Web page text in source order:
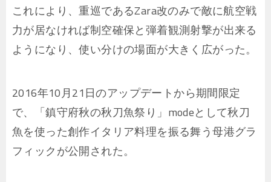
これにより、重巡であるZara改のみで敵に航空戦
力が居なければ制空確保と弾着観測射撃が出来る
ようになり、使い分けの場面が大きく広がった。
2016年10月21日のアップデートから期間限定
で、「鎮守府秋の秋刀魚祭り」modeとして秋刀
魚を使った創作イタリア料理を振る舞う母港グラ
フィックが公開された。